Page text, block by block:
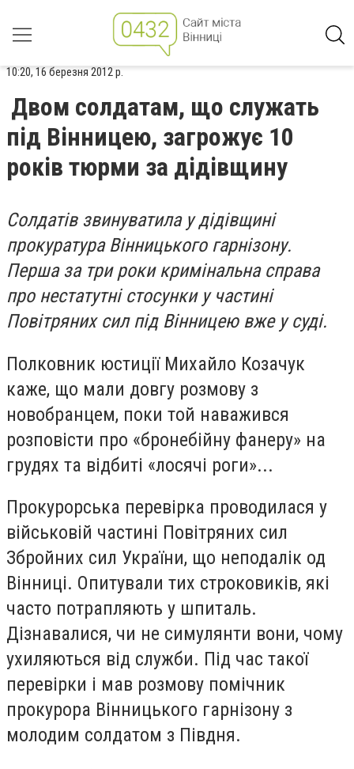
10:20, 16 березня 2012 р.
Двом солдатам, що служать
під Вінницею, загрожує 10
років тюрми за дідівщину
Солдатів звинуватила у дідівщині
прокуратура Вінницького гарнізону.
Перша за три роки кримінальна справа
про нестатутні стосунки у частині
Повітряних сил під Вінницею вже у суді.
Полковник юстиції Михайло Козачук
каже, що мали довгу розмову з
новобранцем, поки той наважився
розповісти про «бронебійну фанеру» на
грудях та відбиті «лосячі роги»...
Прокурорська перевірка проводилася у
військовій частині Повітряних сил
Збройних сил України, що неподалік од
Вінниці. Опитували тих строковиків, які
часто потрапляють у шпиталь.
Дізнавалися, чи не симулянти вони, чому
ухиляються від служби. Під час такої
перевірки і мав розмову помічник
прокурора Вінницького гарнізону з
молодим солдатом з Півдня.